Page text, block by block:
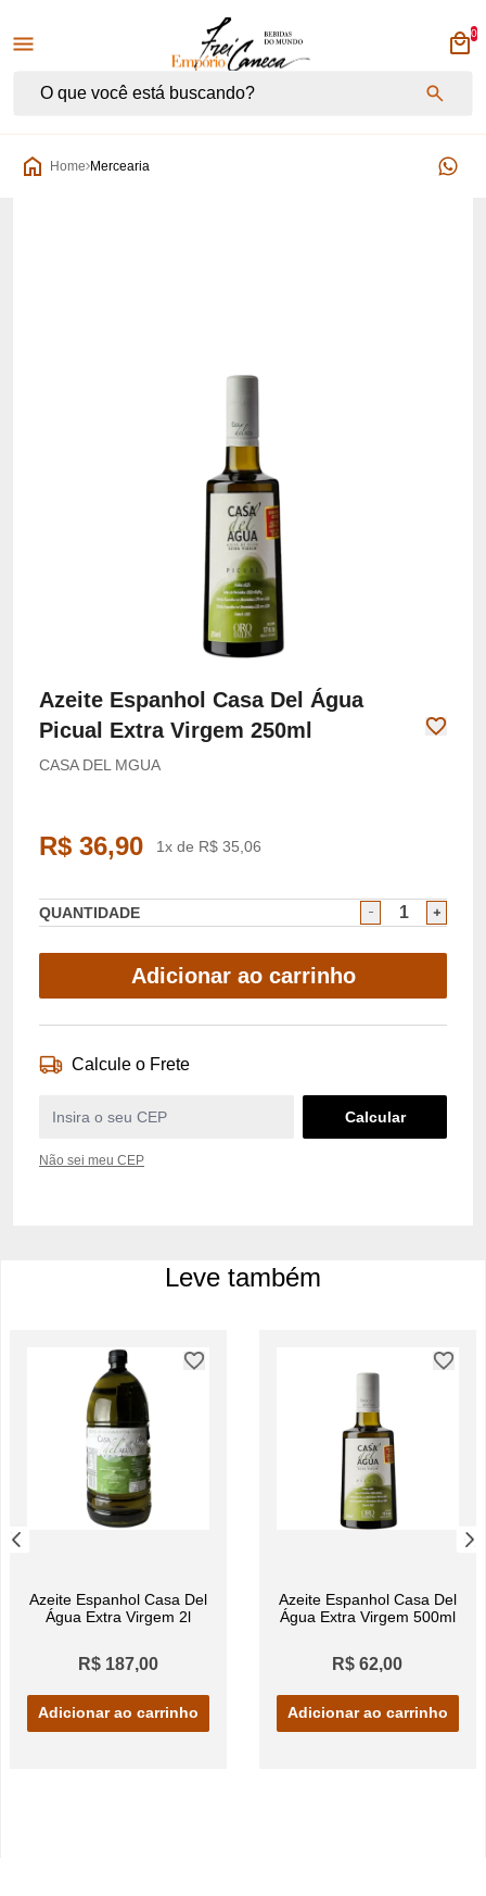
Empório Frei Caneca
0
Home Mercearia
Azeite Espanhol Casa Del Água
Picual Extra Virgem 250ml
CASA DEL ΜGUA
R$ 36,90 1x de R$ 35,06
QUANTIDADE
Adicionar ao carrinho
Calcule o Frete
Não sei meu CEP
Leve também
Azeite Espanhol Casa Del
Água Extra Virgem 2l
R$ 187,00
Adicionar ao carrinho
Azeite Espanhol Casa Del
Água Extra Virgem 500ml
R$ 62,00
Adicionar ao carrinho